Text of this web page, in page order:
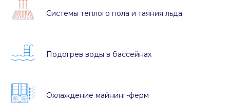
Системы теплого пола и таяния льда
Подогрев воды в бассейнах
Охлаждение майнинг-ферм